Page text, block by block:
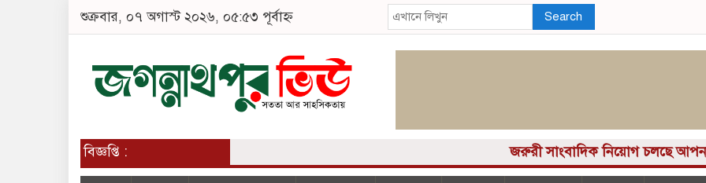
শুক্রবার, ০৭ অগাস্ট ২০২৬, ০৫:৫৩ পূর্বাহ্ন Search
বিজ্ঞপ্তি : জরুরী সাংবাদিক নিয়োগ চলছে আপনার